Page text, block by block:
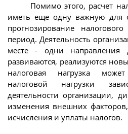
Помимо этого, расчет
иметь еще одну важную для
прогнозирование
период. Деятельность
месте - одни направления
развиваются, реализуются
налоговая нагрузка
налоговой нагрузки
деятельности организации,
изменения внешних
исчисления и уплаты налогов.